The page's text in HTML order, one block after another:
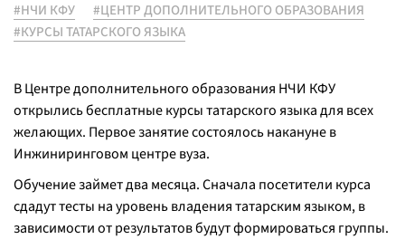
#НЧИ КФУ
#ЦЕНТР ДОПОЛНИТЕЛЬНОГО ОБРАЗОВАНИЯ
#КУРСЫ ТАТАРСКОГО ЯЗЫКА
В Центре дополнительного образования НЧИ КФУ
открылись бесплатные курсы татарского языка для всех
желающих. Первое занятие состоялось накануне в
Инжиниринговом центре вуза.
Обучение займет два месяца. Сначала посетители курса
сдадут тесты на уровень владения татарским языком, в
зависимости от результатов будут формироваться группы.